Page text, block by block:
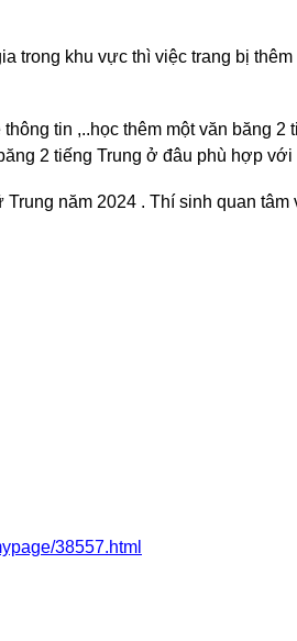
trong khu vực thì việc trang bị
tin ,..học thêm một văn băng
2 tiếng Trung ở đâu phù hợp với
năm 2024 . Thí sinh quan
38557.html